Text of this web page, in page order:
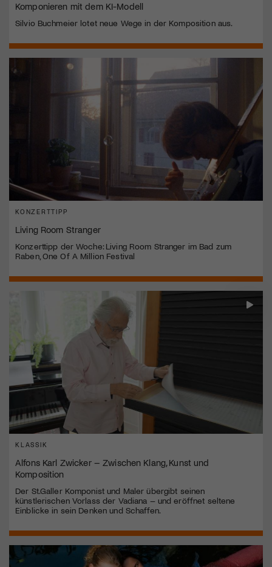
Komponieren mit dem KI-Modell
Silvio Buchmeier lotet neue Wege in der Komposition aus.
KONZERTTIPP
Living Room Stranger
Konzerttipp der Woche: Living Room Stranger im Bad zum
Raben, One Of A Million Festival
KLASSIK
Alfons Karl Zwicker – Zwischen Klang, Kunst und
Komposition
Der St.Galler Komponist und Maler übergibt seinen
künstlerischen Vorlass der Vadiana – und eröffnet seltene
Einblicke in sein Denken und Schaffen.